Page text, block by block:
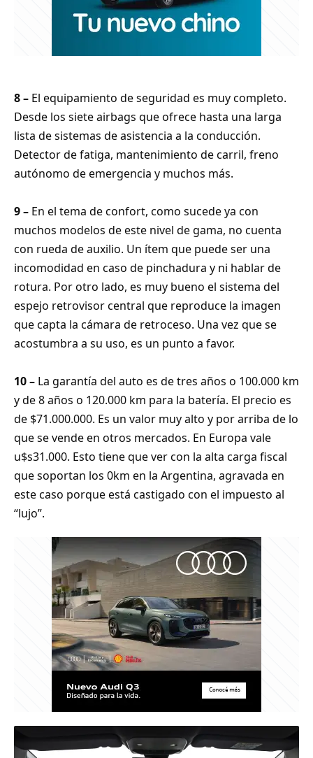
8 – El equipamiento de seguridad es muy completo.
Desde los siete airbags que ofrece hasta una larga
lista de sistemas de asistencia a la conducción.
Detector de fatiga, mantenimiento de carril, freno
autónomo de emergencia y muchos más.
9 – En el tema de confort, como sucede ya con
muchos modelos de este nivel de gama, no cuenta
con rueda de auxilio. Un ítem que puede ser una
incomodidad en caso de pinchadura y ni hablar de
rotura. Por otro lado, es muy bueno el sistema del
espejo retrovisor central que reproduce la imagen
que capta la cámara de retroceso. Una vez que se
acostumbra a su uso, es un punto a favor.
10 – La garantía del auto es de tres años o 100.000 km
y de 8 años o 120.000 km para la batería. El precio es
de $71.000.000. Es un valor muy alto y por arriba de lo
que se vende en otros mercados. En Europa vale
u$s31.000. Esto tiene que ver con la alta carga fiscal
que soportan los 0km en la Argentina, agravada en
este caso porque está castigado con el impuesto al
“lujo”.